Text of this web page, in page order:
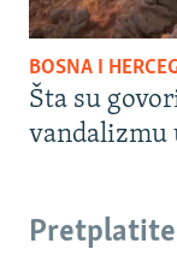
BOSNA I
Šta su
vandalizmu
Pretplatite